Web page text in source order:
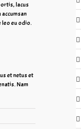
lacus
leo eu odio.
et netus et
Nam